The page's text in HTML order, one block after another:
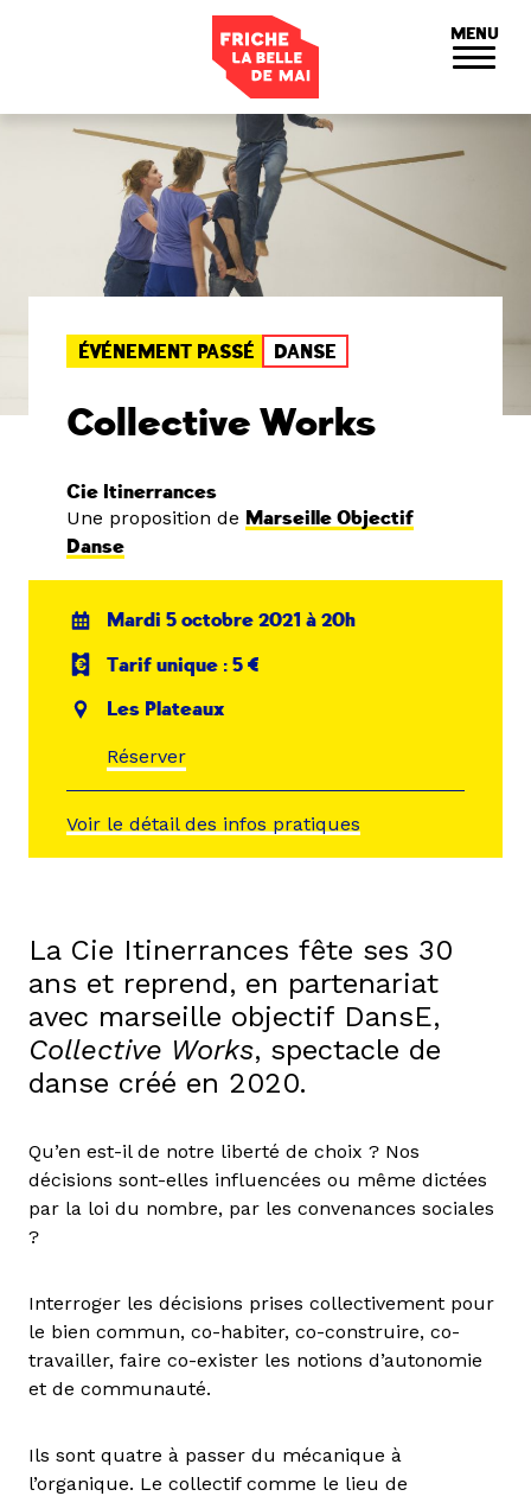
MENU
ÉVÉNEMENT PASSÉ DANSE
Collective Works
Cie Itinerrances
Une proposition de Marseille Objectif
Danse
Mardi 5 octobre 2021 à 20h
Tarif unique : 5 €
Les Plateaux
Réserver
Voir le détail des infos pratiques
La Cie Itinerrances fête ses 30
ans et reprend, en partenariat
avec marseille objectif DansE,
Collective Works, spectacle de
danse créé en 2020.
Qu’en est-il de notre liberté de choix ? Nos
décisions sont-elles influencées ou même dictées
par la loi du nombre, par les convenances sociales
?
Interroger les décisions prises collectivement pour
le bien commun, co-habiter, co-construire, co-
travailler, faire co-exister les notions d’autonomie
et de communauté.
Ils sont quatre à passer du mécanique à
l’organique. Le collectif comme le lieu de
Panneau de gestion des cookies